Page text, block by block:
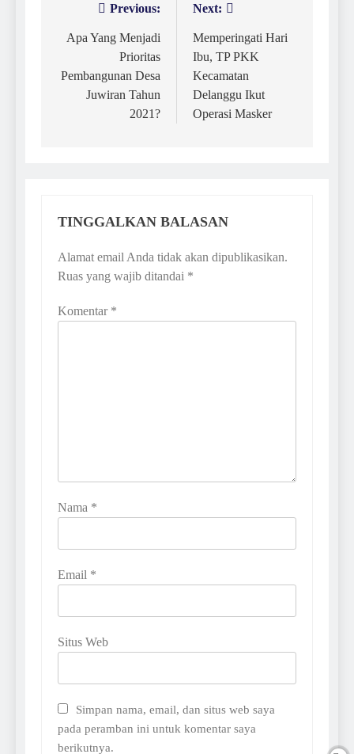
Navigasi
pos
Previous:
Apa Yang Menjadi
Prioritas
Pembangunan Desa
Juwiran Tahun
2021?
Next:
Memperingati Hari
Ibu, TP PKK
Kecamatan
Delanggu Ikut
Operasi Masker
TINGGALKAN BALASAN
Alamat email Anda tidak akan dipublikasikan.
Ruas yang wajib ditandai *
Komentar *
Nama *
Email *
Situs Web
Simpan nama, email, dan situs web saya
pada peramban ini untuk komentar saya
berikutnya.